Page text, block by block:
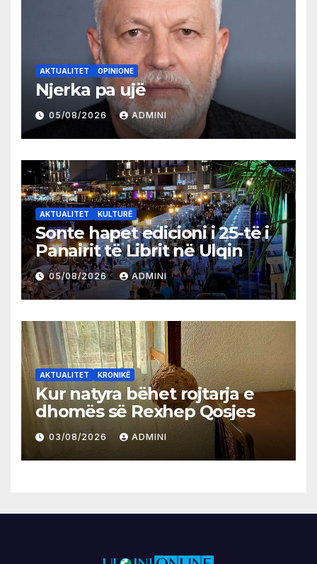
AKTUALITET OPINIONE
Njerka pa ujë
05/08/2026 ADMINI
AKTUALITET KULTURË
Sonte hapet edicioni i 25-të i
Panairit të Librit në Ulqin
05/08/2026 ADMINI
AKTUALITET KRONIKË
Kur natyra bëhet rojtarja e
dhomës së Rexhep Qosjes
03/08/2026 ADMINI